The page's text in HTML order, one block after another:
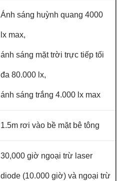
Ánh sáng huỳnh quang 4000
lx max,
ánh sáng mặt trời trực tiếp tối
đa 80.000 lx,
ánh sáng trắng 4.000 lx max
1.5m rơi vào bề mặt bê tông
30,000 giờ ngoại trừ laser
diode (10.000 giờ) và ngoại trừ